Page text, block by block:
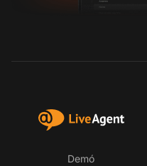
Demó